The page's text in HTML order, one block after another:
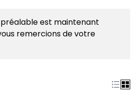
est maintenant
remercions de votre